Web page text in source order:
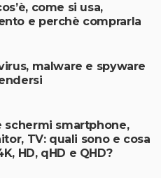
come si usa,
e perchè comprarla
malware e spyware
schermi smartphone,
TV: quali sono e cosa
HD, qHD e QHD?